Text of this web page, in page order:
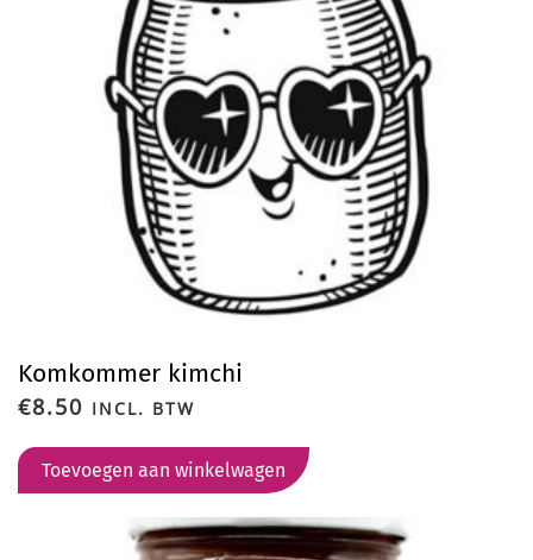
Komkommer kimchi
€8.50 INCL. BTW
Toevoegen aan winkelwagen